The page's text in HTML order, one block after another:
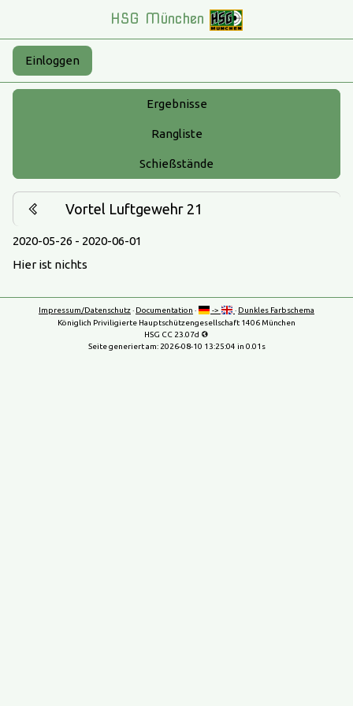
HSG München
Einloggen
Ergebnisse
Rangliste
Schießstände
Vortel Luftgewehr 21
2020-05-26 - 2020-06-01
Hier ist nichts
Impressum/Datenschutz· Documentation · -> · Dunkles Farbschema
Königlich Priviligierte Hauptschützengesellschaft 1406 München
HSG CC 23.07d
Seite generiert am: 2026-08-10 13:25:04 in 0.01s